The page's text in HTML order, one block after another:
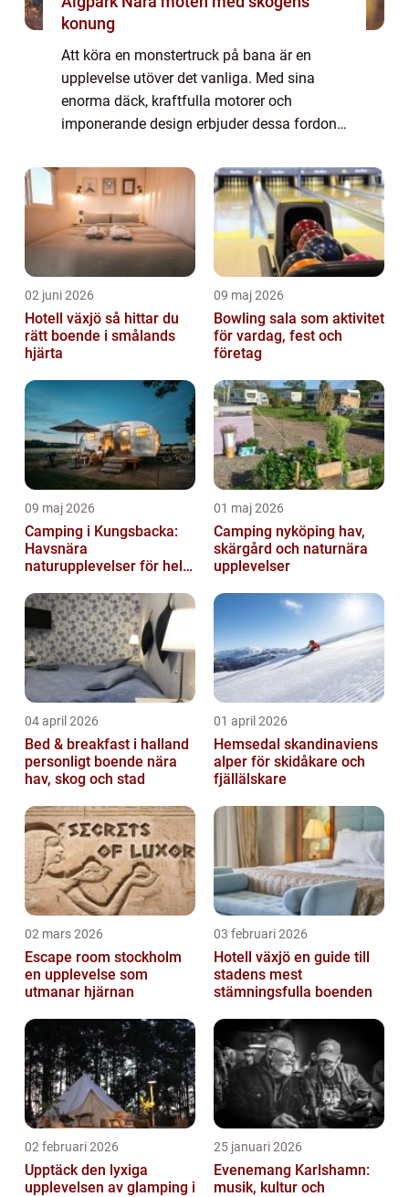
konung
Att köra en monstertruck på bana är en
upplevelse utöver det vanliga. Med sina
enorma däck, kraftfulla motorer och
imponerande design erbjuder dessa fordon
fordon kan matcha....
02 juni 2026
Hotell växjö så hittar du
rätt boende i smålands
hjärta
09 maj 2026
Bowling sala som aktivitet
för vardag, fest och
företag
09 maj 2026
Camping i Kungsbacka:
Havsnära
naturupplevelser för hela
01 maj 2026
Camping nyköping hav,
skärgård och naturnära
upplevelser
04 april 2026
Bed & breakfast i halland
personligt boende nära
hav, skog och stad
01 april 2026
Hemsedal skandinaviens
alper för skidåkare och
fjällälskare
02 mars 2026
Escape room stockholm
en upplevelse som
utmanar hjärnan
03 februari 2026
Hotell växjö en guide till
stadens mest
stämningsfulla boenden
02 februari 2026
Upptäck den lyxiga
upplevelsen av glamping i
25 januari 2026
Evenemang Karlshamn:
musik, kultur och